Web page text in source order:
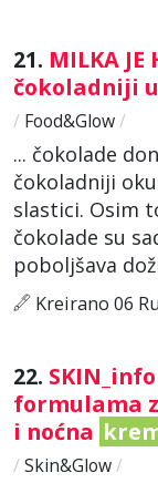
21. MILKA
čokoladniji
/ Food&Glow/
... čokolade
čokoladniji
slastici. Osim
čokolade su
poboljšava
Kreirano 06
22.
formulama
i noćna
/ Skin&Glow/